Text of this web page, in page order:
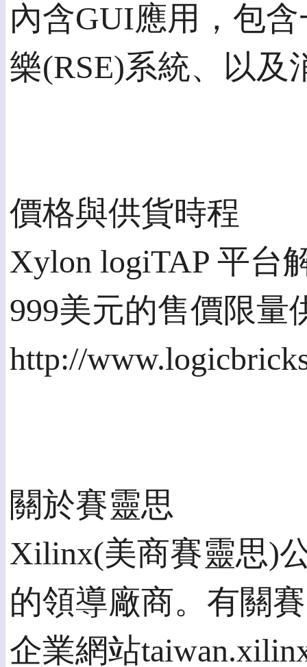
內含GUI應用，包
樂(RSE)系統、以
價格與供貨時程
Xylon logiTAP 平台
999美元的售價限量
http://
關於賽靈思
Xilinx(美商賽靈思)
的領導廠商。有關
企業網站